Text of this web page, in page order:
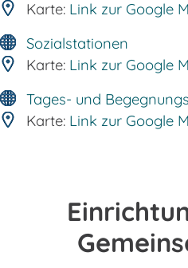
Karte: Link zur Google
Sozialstationen
Karte: Link zur Google
Tages- und
Karte: Link zur Google